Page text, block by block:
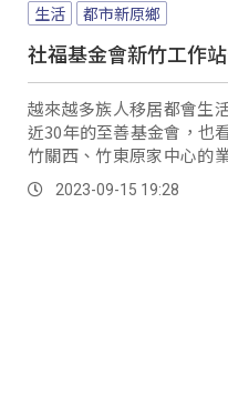
生活 都市新原鄉
社福基金會新竹工作
越來越多族人移居都會生
近30年的至善基金會，也
竹關西、竹東原家中心的
本的辦公場所服務量能受
有充足的辦公區域，更是
2023-09-15 19:28